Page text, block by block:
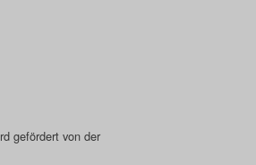
gefördert von der